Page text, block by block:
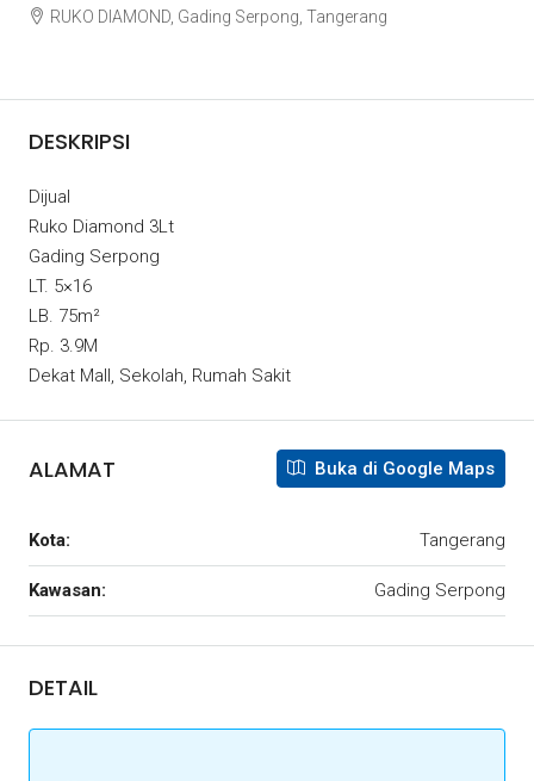
RUKO DIAMOND, Gading Serpong, Tangerang
DESKRIPSI
Dijual
Ruko Diamond 3Lt
Gading Serpong
LT. 5×16
LB. 75m²
Rp. 3.9M
Dekat Mall, Sekolah, Rumah Sakit
ALAMAT Buka di Google Maps
Kota: Tangerang
Kawasan: Gading Serpong
DETAIL